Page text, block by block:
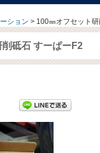
ション > 100㎜オフセット
砥石 すーぱーF2